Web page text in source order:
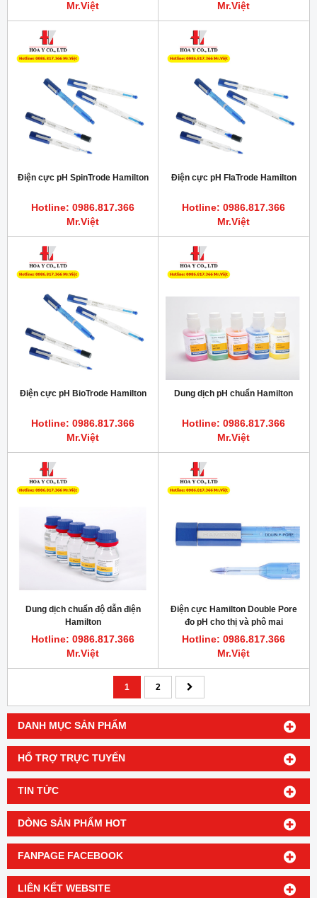
DANH MỤC SẢN PHẨM
HỔ TRỢ TRỰC TUYẾN
TIN TỨC
DÒNG SẢN PHẨM HOT
FANPAGE FACEBOOK
LIÊN KẾT WEBSITE
Mr.Việt
Mr.Việt
Điện cực pH SpinTrode Hamilton
Hotline: 0986.817.366
Mr.Việt
Điện cực pH FlaTrode Hamilton
Hotline: 0986.817.366
Mr.Việt
Điện cực pH BioTrode Hamilton
Hotline: 0986.817.366
Mr.Việt
Dung dịch pH chuẩn Hamilton
Hotline: 0986.817.366
Mr.Việt
Dung dịch chuẩn độ dẫn điện
Hamilton
Hotline: 0986.817.366
Mr.Việt
Điện cực Hamilton Double Pore
đo pH cho thị và phô mai
Hotline: 0986.817.366
Mr.Việt
1 2